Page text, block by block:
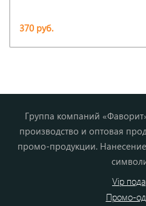
370 руб.
Группа компаний
производство и оптовая
промо-продукции.
Vip
Промо-